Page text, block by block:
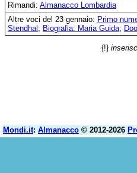
Rimandi: Almanacco Lombardia
Altre voci del 23 gennaio: Primo
Stendhal ; Biografia: Maria Guida;
{!}
Mondi.it: Almanacco © 2012-2026